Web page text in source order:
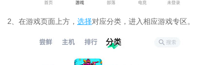
2、在游戏页面上方， 选择对应分类，进入相应游戏专区。